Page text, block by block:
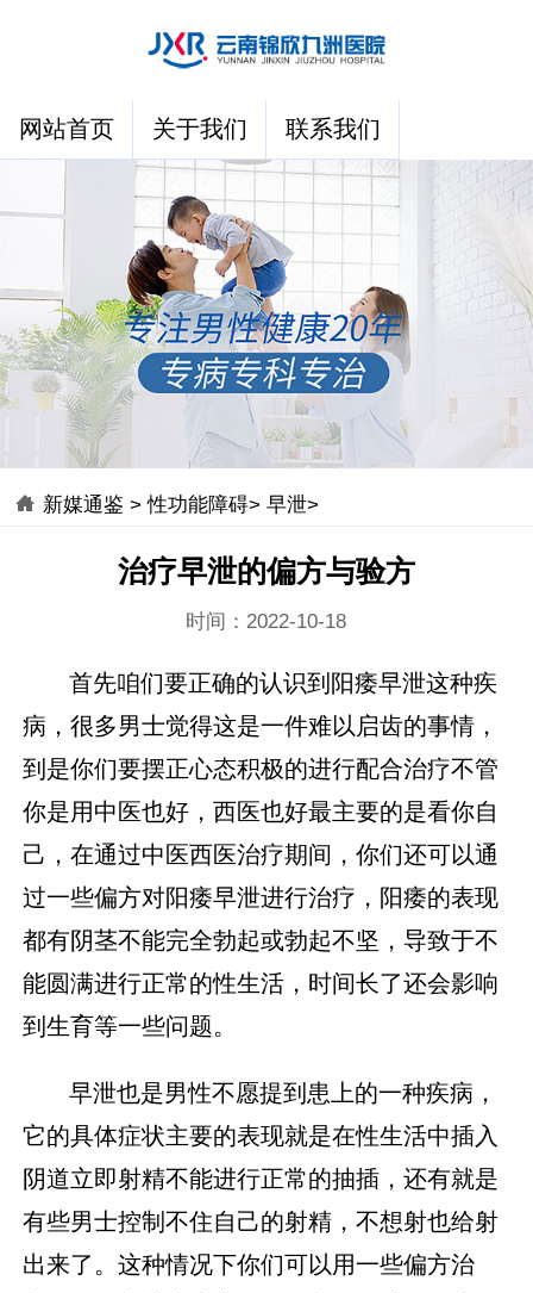
网站首页 关于我们 联系我们
新媒通鉴 >性功能障碍>早泄>
治疗早泄的偏方与验方
时间：2022-10-18
首先咱们要正确的认识到阳痿早泄这种疾
病，很多男士觉得这是一件难以启齿的事情，
到是你们要摆正心态积极的进行配合治疗不管
你是用中医也好，西医也好最主要的是看你自
己，在通过中医西医治疗期间，你们还可以通
过一些偏方对阳痿早泄进行治疗，阳痿的表现
都有阴茎不能完全勃起或勃起不坚，导致于不
能圆满进行正常的性生活，时间长了还会影响
到生育等一些问题。
早泄也是男性不愿提到患上的一种疾病，
它的具体症状主要的表现就是在性生活中插入
阴道立即射精不能进行正常的抽插，还有就是
有些男士控制不住自己的射精，不想射也给射
出来了。这种情况下你们可以用一些偏方治